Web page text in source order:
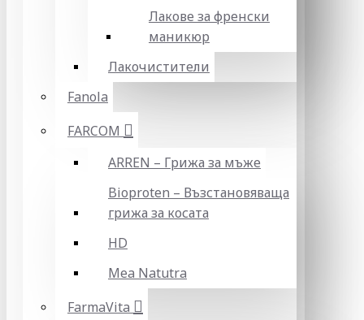
Лакове за френски
маникюр
Лакочистители
Fanola
FARCOM
ARREN – Грижа за мъже
Bioproten – Възстановяваща
грижа за косата
HD
Mea Natutra
FarmaVita